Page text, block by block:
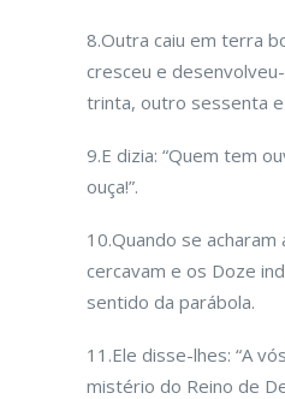
8.Outra caiu em terra
cresceu e
trinta, outro sessenta e
9.E dizia: “Quem tem
ouça!”.
10.Quando se acharam
cercavam e os Doze
sentido da parábola.
11.Ele disse-lhes: “A
mistério do Reino de